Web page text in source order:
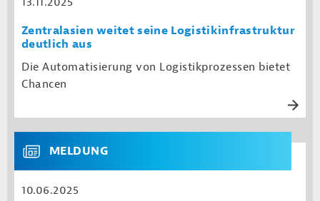
Zentralasien weitet seine Logistikinfrastruktur
deutlich aus
Die Automatisierung von Logistikprozessen bietet
Chancen
MELDUNG
10.06.2025